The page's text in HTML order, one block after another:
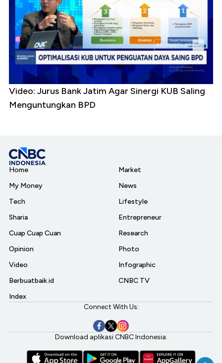
Video: Jurus Bank Jatim Agar Sinergi KUB Saling
Menguntungkan BPD
Home
My Money
Tech
Sharia
Cuap Cuap Cuan
Opinion
Video
Berbuatbaik.id
Index
Market
News
Lifestyle
Entrepreneur
Research
Photo
Infographic
CNBC TV
Connect With Us:
Download aplikasi CNBC Indonesia: